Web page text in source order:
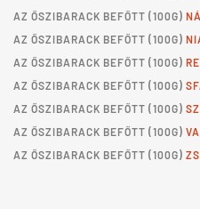
AZ ŐSZIBARACK BEFŐTT (100G)
AZ ŐSZIBARACK BEFŐTT (100G)
AZ ŐSZIBARACK BEFŐTT (100G)
AZ ŐSZIBARACK BEFŐTT (100G)
AZ ŐSZIBARACK BEFŐTT (100G)
AZ ŐSZIBARACK BEFŐTT (100G)
AZ ŐSZIBARACK BEFŐTT (100G)